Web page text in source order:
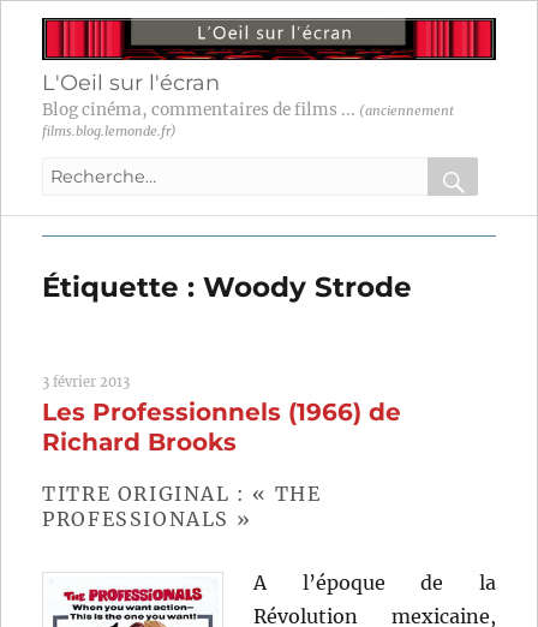
L'Oeil sur l'écran
Blog cinéma, commentaires de films ... (anciennement
films.blog.lemonde.fr)
Recherche
:
OK
Étiquette :Woody Strode
3 février 2013
Les Professionnels (1966) de
Richard Brooks
TITRE ORIGINAL : « THE
PROFESSIONALS »
A l’époque de la
Révolution mexicaine,